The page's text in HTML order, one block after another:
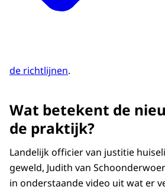
de richtlijnen.
Wat betekent de
de praktijk?
Landelijk officier van justitie
geweld, Judith van
in onderstaande video uit wat er